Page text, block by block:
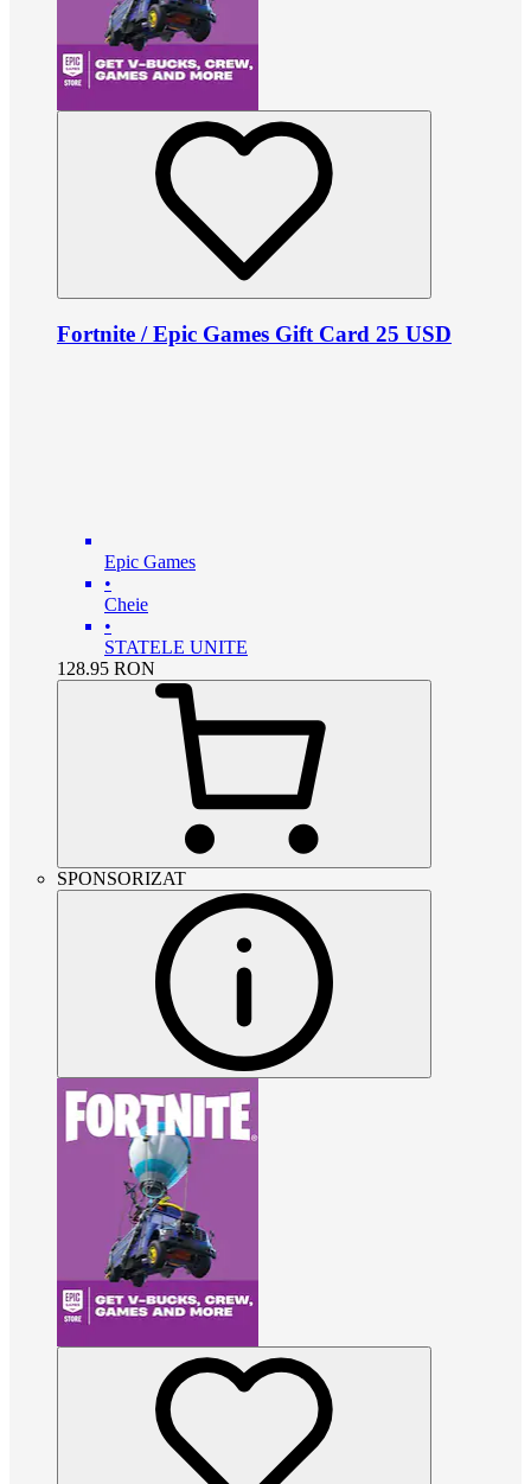
Fortnite / Epic Games Gift Card 25 USD
Epic Games
•
Cheie
•
STATELE UNITE
128.95 RON
SPONSORIZAT